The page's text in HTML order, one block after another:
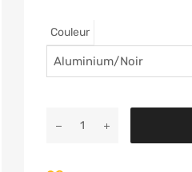
Couleur